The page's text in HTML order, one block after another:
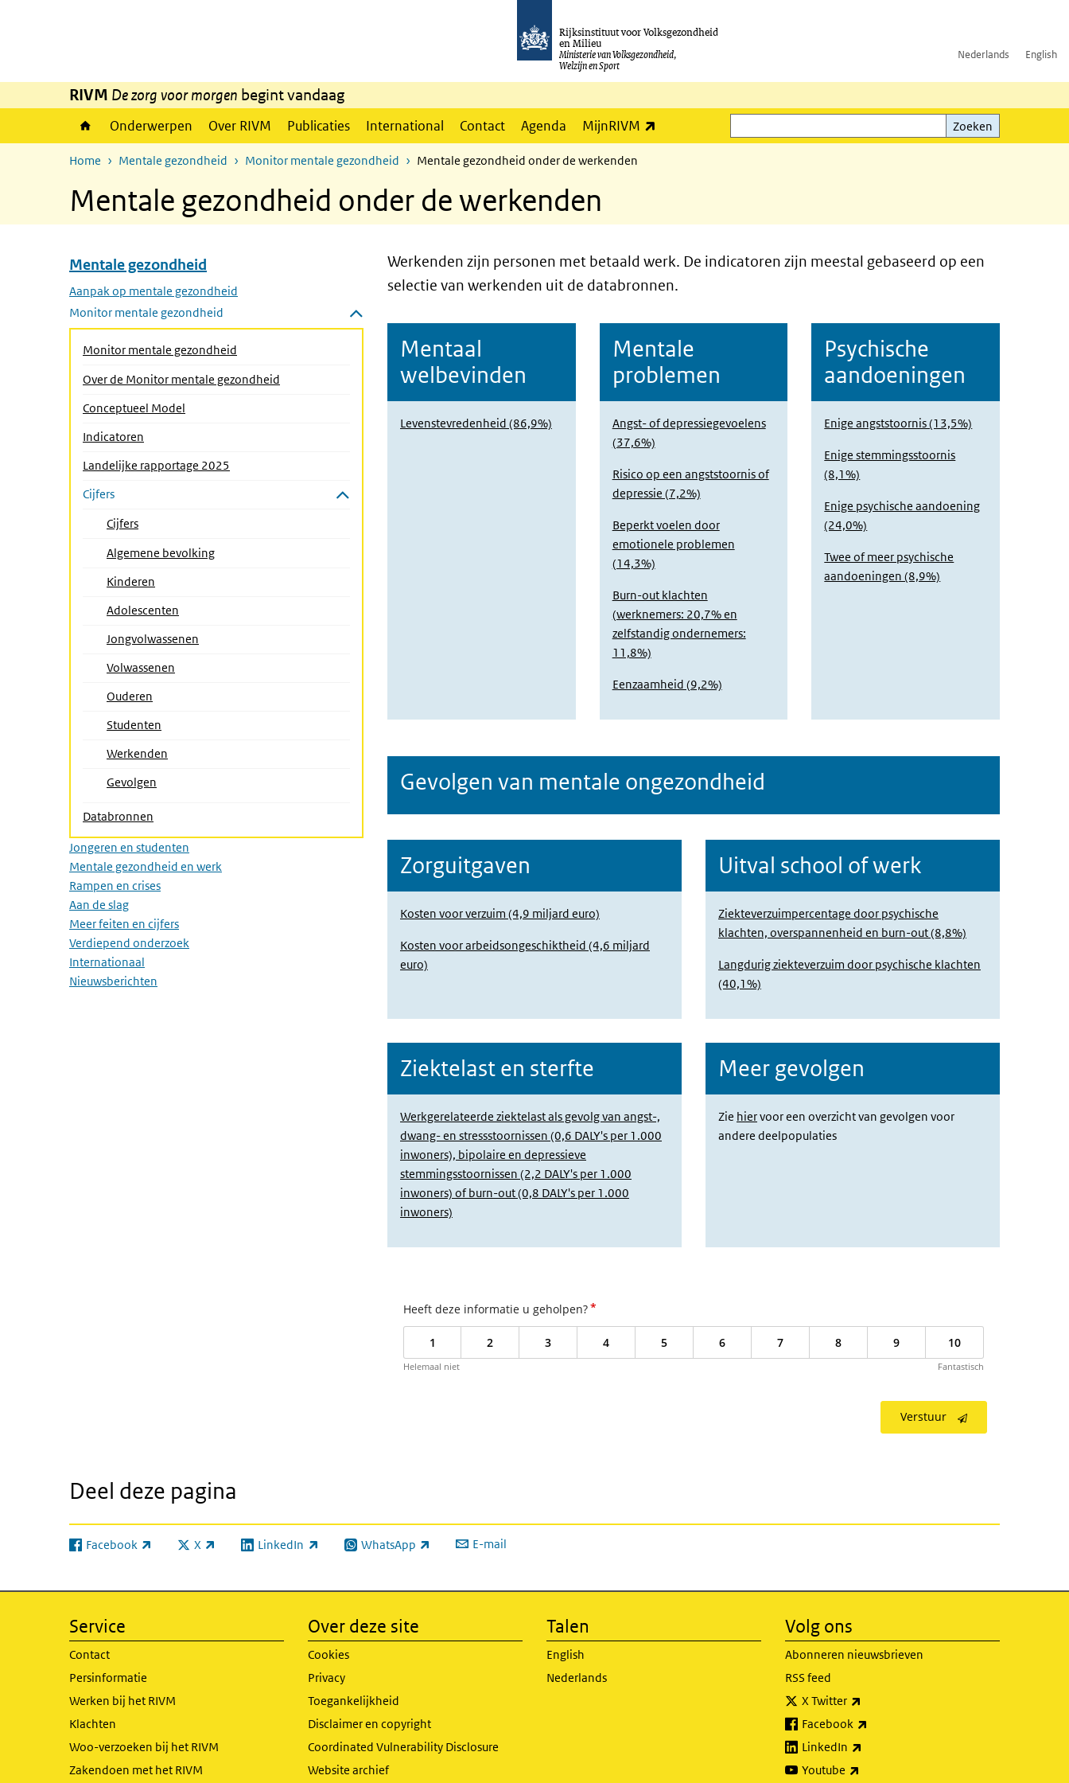
Rijksinstituut voor Volksgezondheid
en Milieu
Ministerie van Volksgezondheid,
Welzijn en Sport
Nederlands English
RIVM De zorg voor morgen begint vandaag
Onderwerpen Over RIVM Publicaties International Contact Agenda MijnRIVM
Zoeken
Zoeken
Home Mentale gezondheid Monitor mentale gezondheid Mentale gezondheid onder de werkenden
Mentale gezondheid onder de werkenden
Overslaan menu Mentale gezondheid
Mentale gezondheid
Aanpak op mentale gezondheid
Monitor mentale gezondheid
Submenu sluiten
Monitor mentale gezondheid
Over de Monitor mentale gezondheid
Conceptueel Model
Indicatoren
Landelijke rapportage 2025
Cijfers
Cijfers
Algemene bevolking
Kinderen
Adolescenten
Jongvolwassenen
Volwassenen
Ouderen
Studenten
Werkenden
Gevolgen
Databronnen
Jongeren en studenten
Mentale gezondheid en werk
Rampen en crises
Aan de slag
Meer feiten en cijfers
Verdiepend onderzoek
Internationaal
Nieuwsberichten
Werkenden zijn personen met betaald werk. De indicatoren zijn meestal gebaseerd op een
selectie van werkenden uit de databronnen.
Mentaal
welbevinden
Levenstevredenheid (86,9%)
Mentale
problemen
Angst- of depressiegevoelens
(37,6%)
Risico op een angststoornis of
depressie (7,2%)
Beperkt voelen door
emotionele problemen
(14,3%)
Burn-out klachten
(werknemers: 20,7% en
zelfstandig ondernemers:
11,8%)
Eenzaamheid (9,2%)
Psychische
aandoeningen
Enige angststoornis (13,5%)
Enige stemmingsstoornis
(8,1%)
Enige psychische aandoening
(24,0%)
Twee of meer psychische
aandoeningen (8,9%)
Gevolgen van mentale ongezondheid
Zorguitgaven
Kosten voor verzuim (4,9 miljard euro)
Kosten voor arbeidsongeschiktheid (4,6 miljard
euro)
Uitval school of werk
Ziekteverzuimpercentage door psychische
klachten, overspannenheid en burn-out (8,8%)
Langdurig ziekteverzuim door psychische klachten
(40,1%)
Ziektelast en sterfte
Werkgerelateerde ziektelast als gevolg van angst-,
dwang- en stressstoornissen (0,6 DALY's per 1.000
inwoners), bipolaire en depressieve
stemmingsstoornissen (2,2 DALY's per 1.000
inwoners) of burn-out (0,8 DALY's per 1.000
inwoners)
Meer gevolgen
Zie hiervoor een overzicht van gevolgen voor
andere deelpopulaties
Heeft deze informatie u geholpen?*
1 2 3 4 5 6 7 8 9 10
Helemaal niet Fantastisch
Verstuur
Deel deze pagina
Facebook
(externe link) X
(externe link) LinkedIn
(externe link) WhatsApp
(externe link) E-mail
Service
Contact
Persinformatie
Werken bij het RIVM
Klachten
Woo-verzoeken bij het RIVM
Zakendoen met het RIVM
Over deze site
Cookies
Privacy
Toegankelijkheid
Disclaimer en copyright
Coordinated Vulnerability Disclosure
Website archief
Talen
English
Nederlands
Volg ons
Abonneren nieuwsbrieven
RSS feed
X Twitter
Facebook
LinkedIn
Youtube